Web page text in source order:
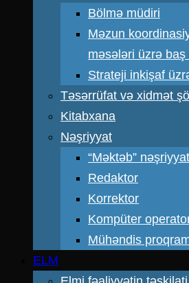
Bölmə müdiri
Məzun
məsələri üzrə
Strateji inkişaf
Təsərrüfat və xidmət
Kitabxana
Nəşriyyat
“Məktəb”
Redaktor
Korrektor
Kompüter
Mühəndis
ELM